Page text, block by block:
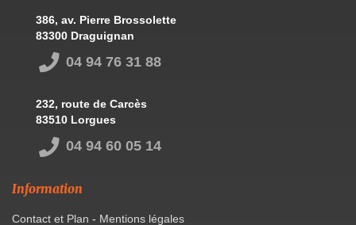
386, av. Pierre Brossolette
83300 Draguignan
04 94 76 31 88
232, route de Carcès
83510 Lorgues
04 94 60 05 14
Information
Contact et Plan - Mentions légales